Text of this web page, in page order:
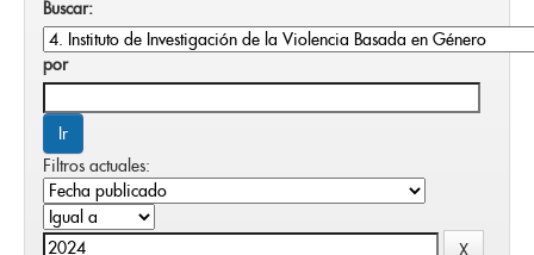
Buscar:
por
Filtros actuales: